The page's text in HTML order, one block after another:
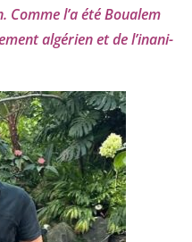
Comme l’a été Boualem
algé­rien et de l’i­na­ni­